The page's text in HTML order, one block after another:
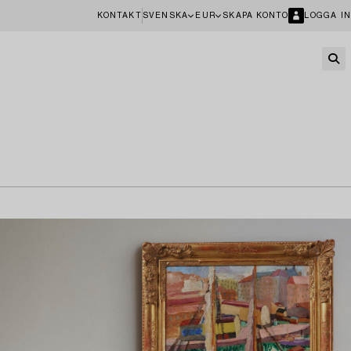
KONTAKT SVENSKA EUR SKAPA KONTO LOGGA IN